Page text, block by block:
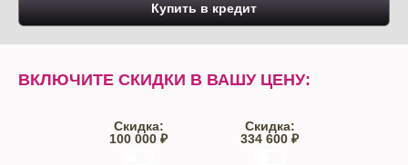
Купить в кредит
ВКЛЮЧИТЕ СКИДКИ В ВАШУ ЦЕНУ:
Скидка:
100 000 ₽
Скидка:
334 600 ₽